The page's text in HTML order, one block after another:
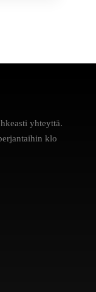
yhteyttä.
klo